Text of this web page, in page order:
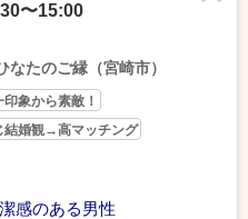
〜15:00
なたのご縁（宮崎市）
印象から素敵！
結婚観→高マッチング
感のある男性